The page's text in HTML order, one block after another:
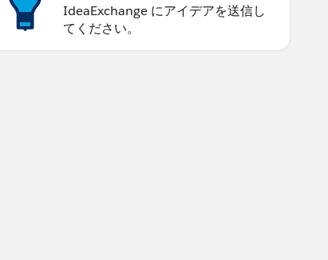
IdeaExchange にアイデアを送信し
てください。